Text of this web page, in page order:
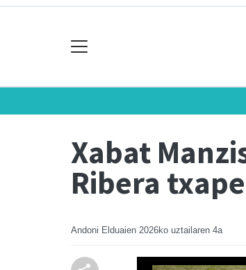
Xabat
Ribera
Andoni Elduaien 2026ko uztailaren 4a